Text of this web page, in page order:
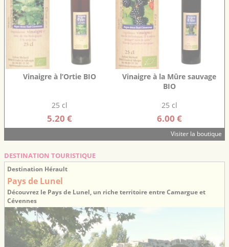
Vinaigre à l’Ortie BIO
25 cl
5.20 €
Vinaigre à la Mûre sauvage
BIO
25 cl
6.00 €
Visiter la boutique
DESTINATION TOURISTIQUE
Destination Hérault
Pays de Lunel
Découvrez le Pays de Lunel, un riche territoire entre Camargue et
Cévennes